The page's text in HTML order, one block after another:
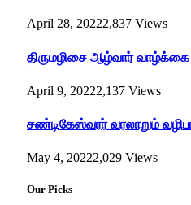
April 28, 20222,837 Views
திருமழிசை ஆழ்வார் வாழ்க்கை
April 9, 20222,137 Views
சண்டிகேஸ்வரர் வரலாறும்
May 4, 20222,029 Views
Our Picks